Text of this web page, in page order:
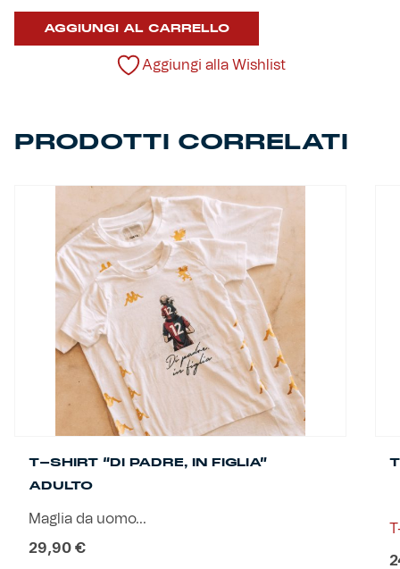
Helan x Genoa
Isolani x Genoa
Gift Card Online Store
Fortissimo batte il mio cuor
Genoa
quantità
AGGIUNGI AL CARRELLO
Aggiungi alla Wishlist
PRODOTTI CORRELATI
T-SHIRT “DI PADRE, IN FIGLIA”
ADULTO
Maglia da uomo...
29,90 €